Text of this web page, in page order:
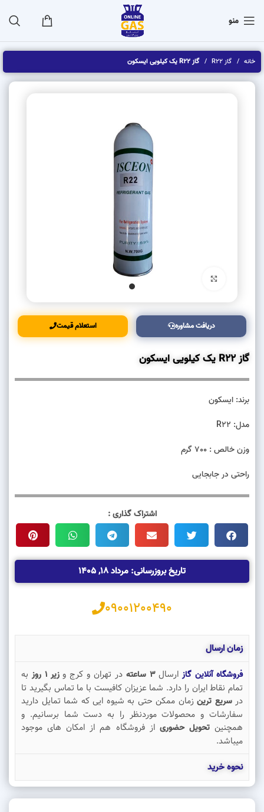
منو
خانه گاز R22 گاز R22 یک کیلویی ایسکون
دریافت مشاوره استعلام قیمت
گاز R22 یک کیلویی ایسکون
برند: ایسکون
مدل: R22
وزن خالص : 700 گرم
راحتی در جابجایی
اشتراک گذاری :
تاریخ بروزرسانی: مرداد 18, 1405
09001200490
زمان ارسال
فروشگاه آنلاین گاز ارسال3 ساعته در تهران و کرج وزیر 1 روز
به
تمام نقاط ایران را دارد. شما عزیزان کافیست با ما تماس بگیرید تا
درسریع ترین زمان ممکن حتی به شیوه ایی که شما تمایل دارید
سفارشات و محصولات موردنظر را به دست شما برسانیم. و
همچنینتحویل حضوری از فروشگاه هم از امکان های موجود
میباشد.
نحوه خرید